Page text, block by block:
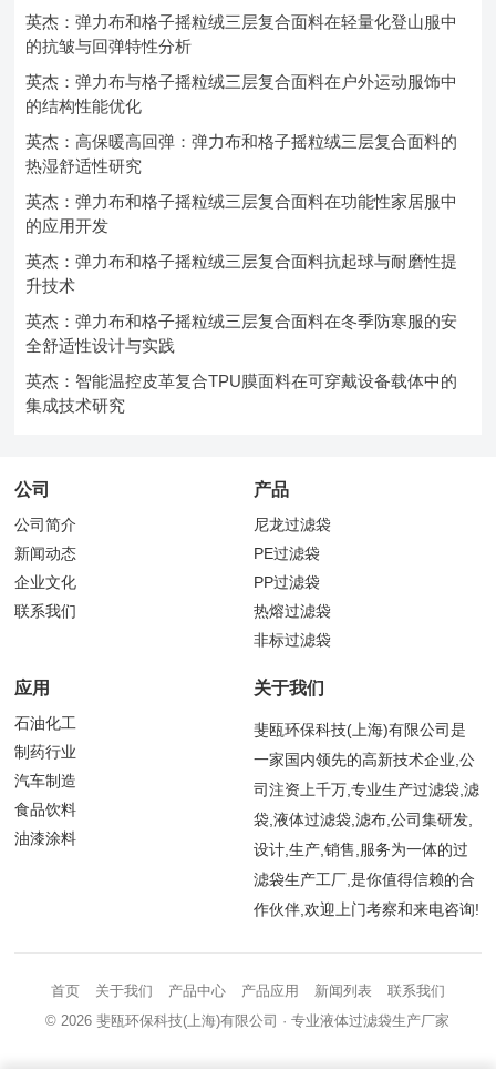
英杰：弹力布和格子摇粒绒三层复合面料在轻量化登山服中
的抗皱与回弹特性分析
英杰：弹力布与格子摇粒绒三层复合面料在户外运动服饰中
的结构性能优化
英杰：高保暖高回弹：弹力布和格子摇粒绒三层复合面料的
热湿舒适性研究
英杰：弹力布和格子摇粒绒三层复合面料在功能性家居服中
的应用开发
英杰：弹力布和格子摇粒绒三层复合面料抗起球与耐磨性提
升技术
英杰：弹力布和格子摇粒绒三层复合面料在冬季防寒服的安
全舒适性设计与实践
英杰：智能温控皮革复合TPU膜面料在可穿戴设备载体中的
集成技术研究
公司
公司简介
新闻动态
企业文化
联系我们
产品
尼龙过滤袋
PE过滤袋
PP过滤袋
热熔过滤袋
非标过滤袋
应用
石油化工
制药行业
汽车制造
食品饮料
油漆涂料
关于我们
斐瓯环保科技(上海)有限公司是
一家国内领先的高新技术企业,公
司注资上千万,专业生产过滤袋,滤
袋,液体过滤袋,滤布,公司集研发,
设计,生产,销售,服务为一体的过
滤袋生产工厂,是你值得信赖的合
作伙伴,欢迎上门考察和来电咨询!
首页 关于我们 产品中心 产品应用 新闻列表
联系我们
© 2026斐瓯环保科技(上海)有限公司 · 专业液体过滤袋生产厂家